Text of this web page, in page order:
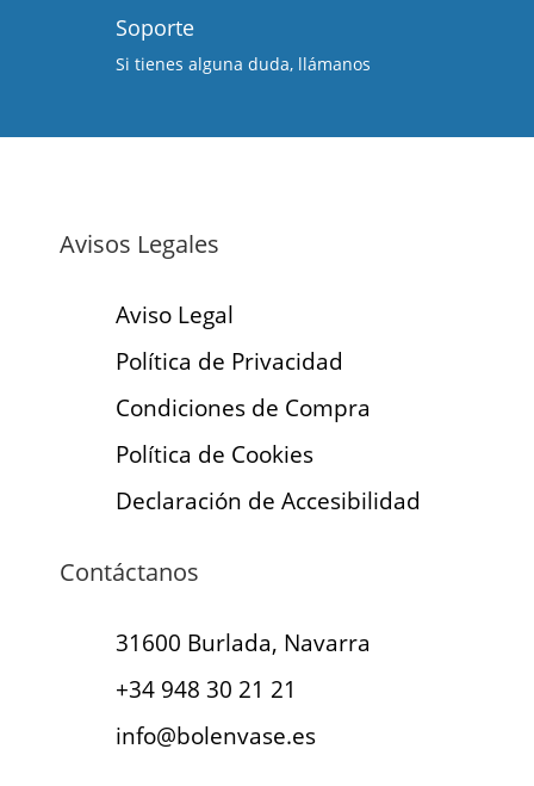
Soporte
Si tienes alguna duda, llámanos
Avisos Legales
Aviso Legal
Política de Privacidad
Condiciones de Compra
Política de Cookies
Declaración de Accesibilidad
Contáctanos
31600 Burlada, Navarra
+34 948 30 21 21
info@bolenvase.es